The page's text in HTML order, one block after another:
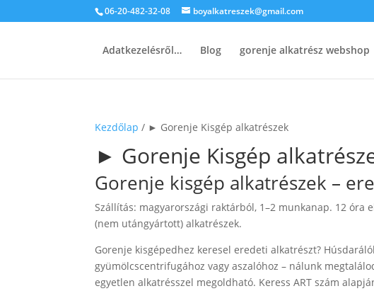
06-20-482-32-08 boyalkatreszek@gmail.com
Adatkezelésről… Blog gorenje alkatrész webshop
Kezdőlap / ► Gorenje Kisgép alkatrészek
► Gorenje Kisgép
Gorenje kisgép alkatrészek –
Szállítás: magyarországi raktárból, 1–2 munkanap. 12
(nem utángyártott) alkatrészek.
Gorenje kisgépedhez keresel eredeti alkatrészt?
gyümölcscentrifugához vagy aszalóhoz – nálunk
egyetlen alkatrésszel megoldható. Keress ART szám